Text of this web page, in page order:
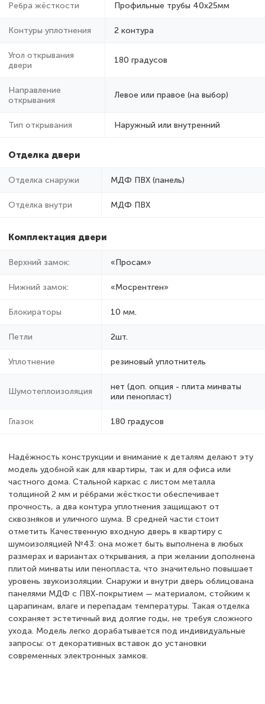
Ребра жёсткости Профильные трубы 40х25мм
Контуры уплотнения 2 контура
Угол открывания
двери
180 градусов
Направление
открывания
Левое или правое (на выбор)
Тип открывания Наружный или внутренний
Отделка двери
Отделка снаружи МДФ ПВХ (панель)
Отделка внутри МДФ ПВХ
Комплектация двери
Верхний замок: «Просам»
Нижний замок: «Мосрентген»
Блокираторы 10 мм.
Петли 2шт.
Уплотнение резиновый уплотнитель
Шумотеплоизоляция
нет (доп. опция - плита минваты
или пенопласт)
Глазок 180 градусов
Надёжность конструкции и внимание к деталям делают эту
модель удобной как для квартиры, так и для офиса или
частного дома. Стальной каркас с листом металла
толщиной 2 мм и рёбрами жёсткости обеспечивает
прочность, а два контура уплотнения защищают от
сквозняков и уличного шума. В средней части стоит
отметить Качественную входную дверь в квартиру с
шумоизоляцией №43: она может быть выполнена в любых
размерах и вариантах открывания, а при желании дополнена
плитой минваты или пенопласта, что значительно повышает
уровень звукоизоляции. Снаружи и внутри дверь облицована
панелями МДФ с ПВХ-покрытием — материалом, стойким к
царапинам, влаге и перепадам температуры. Такая отделка
сохраняет эстетичный вид долгие годы, не требуя сложного
ухода. Модель легко дорабатывается под индивидуальные
запросы: от декоративных вставок до установки
современных электронных замков.